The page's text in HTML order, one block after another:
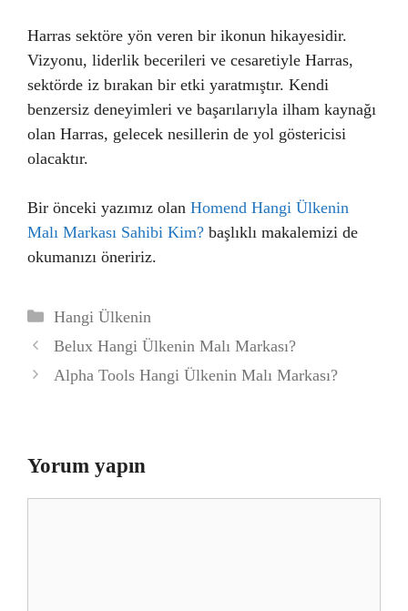
Harras sektöre yön veren bir ikonun hikayesidir.
Vizyonu, liderlik becerileri ve cesaretiyle Harras,
sektörde iz bırakan bir etki yaratmıştır. Kendi
benzersiz deneyimleri ve başarılarıyla ilham kaynağı
olan Harras, gelecek nesillerin de yol göstericisi
olacaktır.
Bir önceki yazımız olan Homend Hangi Ülkenin
Malı Markası Sahibi Kim? başlıklı makalemizi de
okumanızı öneririz.
Kategoriler
Hangi Ülkenin
Belux Hangi Ülkenin Malı Markası?
Alpha Tools Hangi Ülkenin Malı Markası?
Yorum yapın